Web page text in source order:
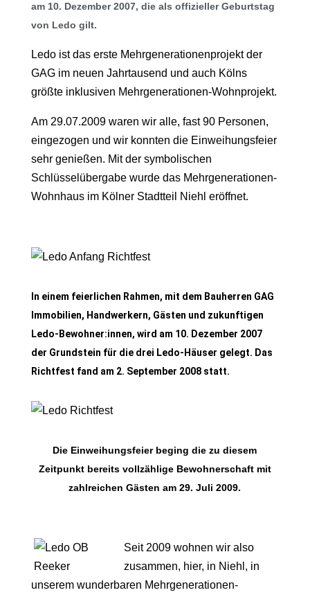
am 10. Dezember 2007, die als offizieller Geburtstag
von Ledo gilt.
Ledo ist das erste Mehrgenerationenprojekt der
GAG im neuen Jahrtausend und auch Kölns
größte inklusiven Mehrgenerationen-Wohnprojekt.
Am 29.07.2009 waren wir alle, fast 90 Personen,
eingezogen und wir konnten die Einweihungsfeier
sehr genießen. Mit der symbolischen
Schlüsselübergabe wurde das Mehrgenerationen-
Wohnhaus im Kölner Stadtteil Niehl eröffnet.
In einem feierlichen Rahmen, mit dem Bauherren GAG
Immobilien, Handwerkern, Gästen und zukunftigen
Ledo-Bewohner:innen, wird am 10. Dezember 2007
der Grundstein für die drei Ledo-Häuser gelegt. Das
Richtfest fand am 2. September 2008 statt.
Die Einweihungsfeier beging die zu diesem
Zeitpunkt bereits vollzählige Bewohnerschaft mit
zahlreichen Gästen am 29. Juli 2009.
Seit 2009 wohnen wir also
zusammen, hier, in Niehl, in
unserem wunderbaren Mehrgenerationen-